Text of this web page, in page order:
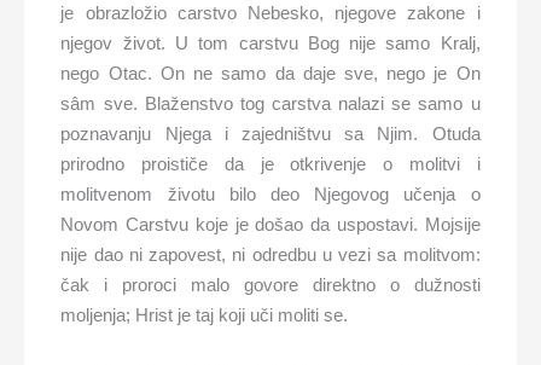
je obrazložio carstvo Nebesko, njegove zakone i
njegov život. U tom carstvu Bog nije samo Kralj,
nego Otac. On ne samo da daje sve, nego je On
sâm sve. Blaženstvo tog carstva nalazi se samo u
poznavanju Njega i zajedništvu sa Njim. Otuda
prirodno proističe da je otkrivenje o molitvi i
molitvenom životu bilo deo Njegovog učenja o
Novom Carstvu koje je došao da uspostavi. Mojsije
nije dao ni zapovest, ni odredbu u vezi sa molitvom:
čak i proroci malo govore direktno o dužnosti
moljenja; Hrist je taj koji uči moliti se.